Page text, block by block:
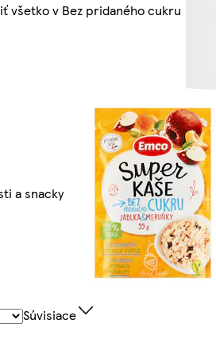
všetko v Bez pridaného cukru
a snacky
Súvisiace